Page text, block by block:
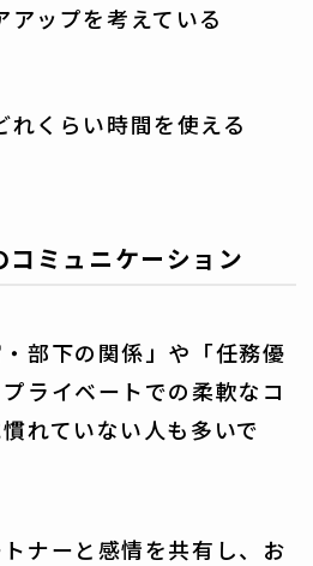
アップを考えている
れくらい時間を使える
ミュニケーション
部下の関係」や「任務優
ライベートでの柔軟なコ
れていない人も多いで
ナーと感情を共有し、お